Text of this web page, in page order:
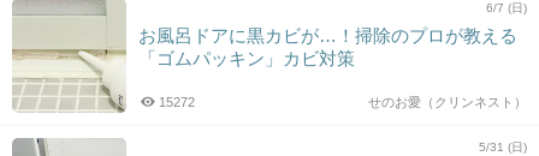
6/7 (日)
お風呂ドアに黒カビが…！掃除のプロが教える
「ゴムパッキン」カビ対策
せのお愛（クリンネスト）
15272
5/31 (日)